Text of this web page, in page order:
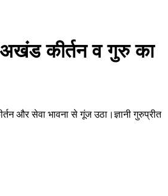
अखंड कीर्तन व गुरु का
और सेवा भावना से गूंज उठा।ज्ञानी गुरुप्रीत